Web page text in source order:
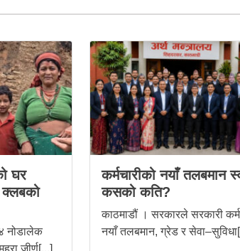
घर
क्लबको
नोडालेक
कर्मचारीको नयाँ तलबमान
कसको कति?
काठमाडौं । सरकारले सरकारी
नयाँ तलबमान, ग्रेड र